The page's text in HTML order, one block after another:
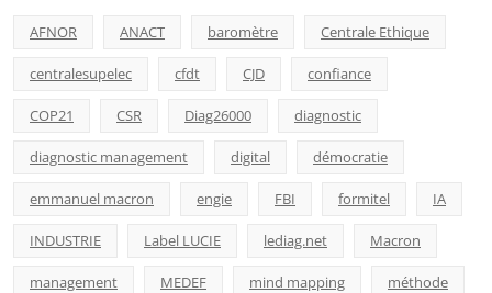
AFNOR ANACT baromètre Centrale Ethique
centralesupelec cfdt CJD confiance
COP21 CSR Diag26000 diagnostic
diagnostic management digital démocratie
emmanuel macron engie FBI formitel IA
INDUSTRIE Label LUCIE lediag.net Macron
management MEDEF mind mapping méthode